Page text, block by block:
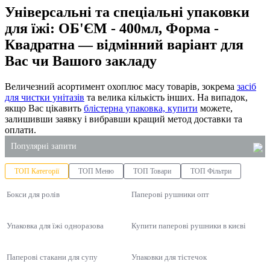
Універсальні та спеціальні упаковки
для їжі: ОБ'ЄМ - 400мл, Форма -
Квадратна — відмінний варіант для
Вас чи Вашого закладу
Величезний асортимент охоплює масу товарів, зокрема засіб
для чистки унітазів та велика кількість інших. На випадок,
якщо Вас цікавить блістерна упаковка, купити можете,
залишивши заявку і вибравши кращий метод доставки та
оплати.
Популярні запити
пакети купити оптом
одноразові контейнери купити україна
пакет паперовий з ручками
купити супниці одноразові
ТОП Категорії ТОП Меню ТОП Товари ТОП Фільтри
Бокси для ролів
Упаковка для їжі одноразова
Паперові стакани для супу
Паперові рушники опт
Купити паперові рушники в києві
Упаковки для тістечок